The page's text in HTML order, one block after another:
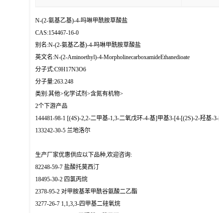
N-(2-氨基乙基)-4-吗啉甲酰胺草酸盐
CAS:154467-16-0
别名:N-(2-氨基乙基)-4-吗啉甲酰胺草酸盐
英文名:N-(2-Aminoethyl)-4-MorpholinecarboxamideEthanedioate
分子式:C9H17N3O6
分子量:263.248
类别:其他>化学试剂>含氮有机物>
2个下游产品
144481-98-1 [(4S)-2,2-二甲基-1,3-二氧戊环-4-基]甲基3-[4-[(2S)-2-羟
133242-30-5 兰地洛尔
生产厂家优惠供应以下品种,欢迎咨询:
82248-59-7 盐酸托莫西汀
18495-30-2 四氯丙烷
2378-95-2 对甲胺基苯甲酰谷氨酸二乙酯
3277-26-7 1,1,3,3-四甲基二硅氧烷